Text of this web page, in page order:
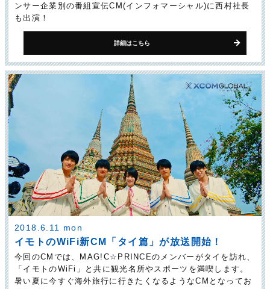
ンサー企業別の番組宣伝CM(インフォマーシャル)に西村社長
も出演！
詳細はこちら
2018.6.11 mon
イモトのWiFi新CM「タイ篇」が放送開始！
今回のCMでは、MAG!C☆PRINCEのメンバーがタイを訪れ、
「イモトのWiFi」と共に観光名所やスポーツを満喫します。
暑い夏に今すぐ海外旅行に行きたくなるようなCMとなってお